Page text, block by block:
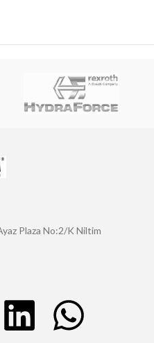
Plaza No:2/K Niltim